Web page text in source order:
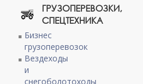
ГРУЗОПЕРЕВОЗКИ,
СПЕЦТЕХНИКА
Бизнес
грузоперевозок
Вездеходы
и
снегоболотоходы